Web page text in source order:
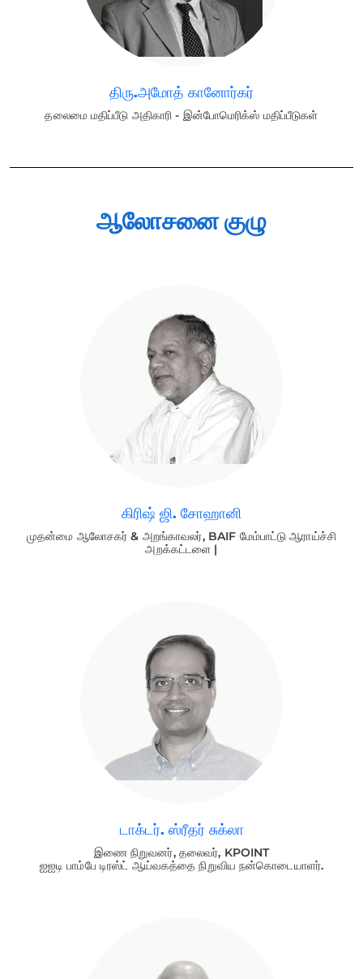
திரு.அமோத் கானோர்கர்
தலைமை மதிப்பீடு அதிகாரி - இன்போமெரிக்ஸ் மதிப்பீடுகள்
ஆலோசனை குழு
கிரிஷ் ஜி. சோஹானி
முதன்மை ஆலோசகர் & அறங்காவலர், BAIF மேம்பாட்டு ஆராய்ச்சி
அறக்கட்டளை |
டாக்டர். ஸ்ரீதர் சுக்லா
இணை நிறுவனர், தலைவர், KPOINT
ஐஐடி பாம்பே டிரஸ்ட் ஆய்வகத்தை நிறுவிய நன்கொடையாளர்.